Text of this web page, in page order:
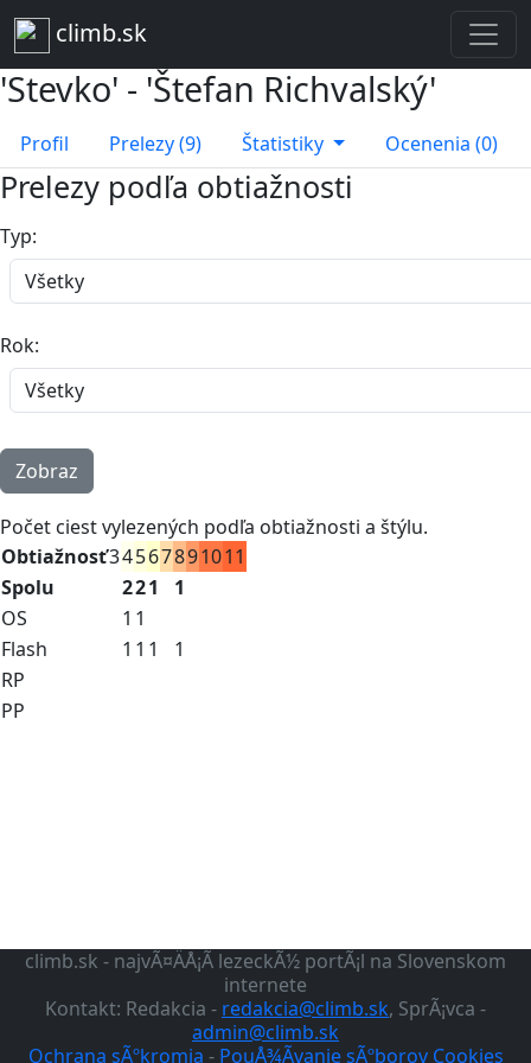
climb.sk
'Stevko' - 'Štefan Richvalský'
Profil Prelezy (9) Štatistiky Ocenenia (0)
Prelezy podľa obtiažnosti
Typ:
Rok:
Počet ciest vylezených podľa obtiažnosti a štýlu.
Obtiažnosť34567891011
Spolu
221
1
OS
1 1
Flash
1 1 1
1
RP
PP
climb.sk - najvÃ¤ÄÅ¡Ã­ lezeckÃ½ portÃ¡l na Slovenskom
internete
Kontakt: Redakcia - redakcia@climb.sk, SprÃ¡vca -
admin@climb.sk
Ochrana sÃºkromia - PouÅ¾Ã­vanie sÃºborov Cookies